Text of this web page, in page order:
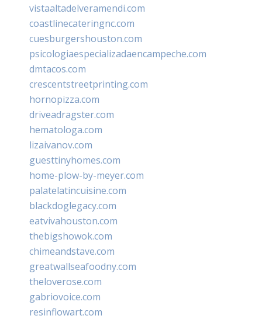
vistaaltadelveramendi.com
coastlinecateringnc.com
cuesburgershouston.com
psicologiaespecializadaencampeche.com
dmtacos.com
crescentstreetprinting.com
hornopizza.com
driveadragster.com
hematologa.com
lizaivanov.com
guesttinyhomes.com
home-plow-by-meyer.com
palatelatincuisine.com
blackdoglegacy.com
eatvivahouston.com
thebigshowok.com
chimeandstave.com
greatwallseafoodny.com
theloverose.com
gabriovoice.com
resinflowart.com